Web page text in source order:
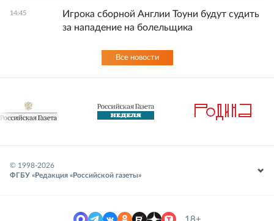
14:45
Игрока сборной Англии Тоуни будут судить
за нападение на болельщика
Все новости
© 1998-2026
ФГБУ «Редакция «Российской газеты»